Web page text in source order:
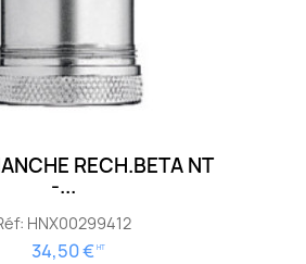
RECH.BETA NT
-...
HNX00299412
34,50 € HT